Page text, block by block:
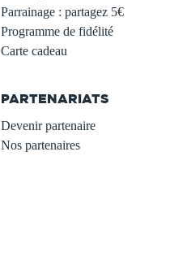
Parrainage : partagez 5€
Programme de fidélité
Carte cadeau
PARTENARIATS
Devenir partenaire
Nos partenaires